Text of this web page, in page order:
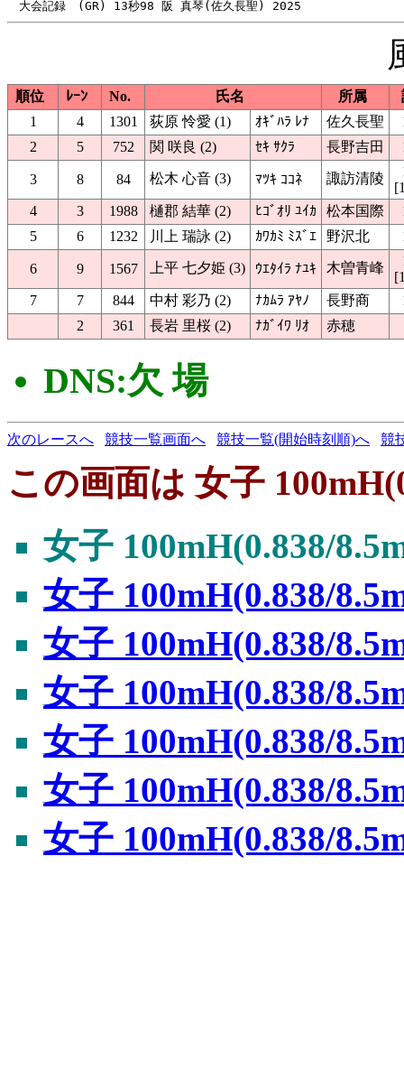
順位 ﾚｰﾝ No. 氏名 所属
1
4 1301 荻原 怜愛 (1) ｵｷﾞﾊﾗ ﾚﾅ 佐久長聖
2
5 752 関 咲良 (2) ｾｷ ｻｸﾗ 長野吉田
3 8 84 松木 心音 (3) ﾏﾂｷ ｺｺﾈ 諏訪清陵
4
3 1988 樋郡 結華 (2) ﾋｺﾞｵﾘ ﾕｲｶ 松本国際
5
6 1232 川上 瑞詠 (2) ｶﾜｶﾐ ﾐｽﾞｴ 野沢北
6 9 1567 上平 七夕姫 (3) ｳｴﾀｲﾗ ﾅﾕｷ 木曽青峰
7
7 844 中村 彩乃 (2) ﾅｶﾑﾗ ｱﾔﾉ 長野商
2
361 長岩 里桜 (2) ﾅｶﾞｲﾜ ﾘｵ 赤穂
DNS:欠 場
次のレースへ 競技一覧画面へ 競技一覧(開始時刻順)へ 競
この画面は 女子
女子 100mH(0.838/
女子 100mH(0.838/
女子 100mH(0.838/
女子 100mH(0.838/
女子 100mH(0.838/
女子 100mH(0.838/
女子 100mH(0.838/